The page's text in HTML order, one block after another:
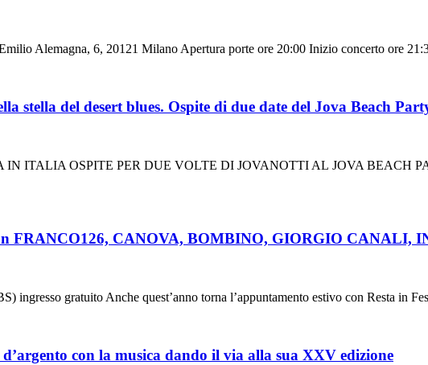
Alemagna, 6, 20121 Milano Apertura porte ore 20:00 Inizio concerto ore
del desert blues. Ospite di due date del Jova Beach
ITALIA OSPITE PER DUE VOLTE DI JOVANOTTI AL JOVA BEACH
FRANCO126, CANOVA, BOMBINO, GIORGIO CANALI,
gratuito Anche quest’anno torna l’appuntamento estivo con Resta in
con la musica dando il via alla sua XXV edizione